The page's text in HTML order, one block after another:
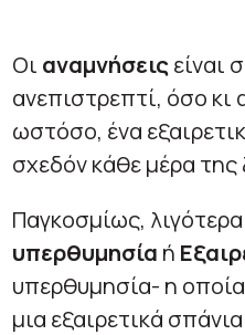
Οι αναμνήσειςείναι
ανεπιστρεπτί, όσο
ωστόσο, ένα
σχεδόν κάθε μέρα της
Παγκοσμίως,
υπερθυμησία ή
υπερθυμησία- η
μια εξαιρετικά